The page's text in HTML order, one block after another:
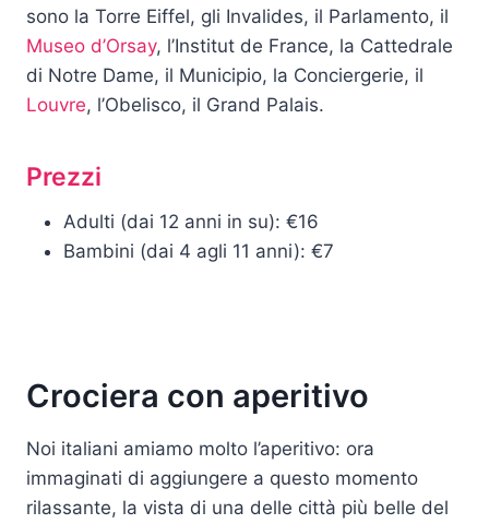
sono la Torre Eiffel, gli Invalides, il Parlamento, il
Museo d’Orsay, l’Institut de France, la Cattedrale
di Notre Dame, il Municipio, la Conciergerie, il
Louvre, l’Obelisco, il Grand Palais.
Prezzi
Adulti (dai 12 anni in su): €16
Bambini (dai 4 agli 11 anni): €7
Crociera con aperitivo
Noi italiani amiamo molto l’aperitivo: ora
immaginati di aggiungere a questo momento
rilassante, la vista di una delle città più belle del